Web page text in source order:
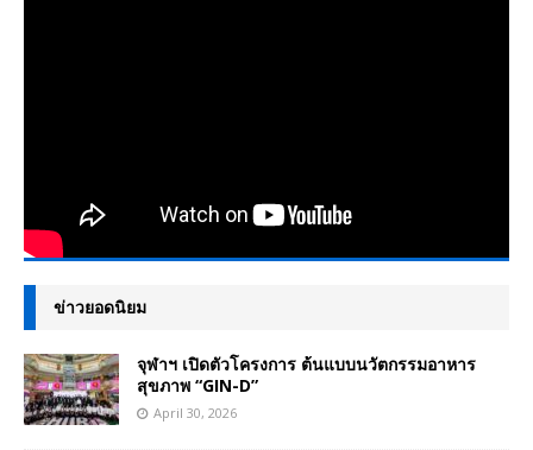
ข่าวยอดนิยม
จุฬาฯ เปิดตัวโครงการ ต้นแบบนวัตกรรมอาหาร
สุขภาพ “GIN-D”
April 30, 2026